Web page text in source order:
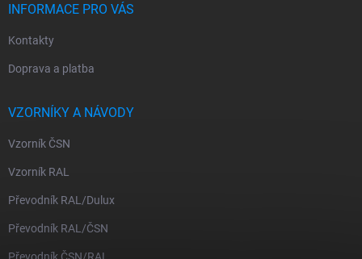
INFORMACE PRO VÁS
Kontakty
Doprava a platba
VZORNÍKY A NÁVODY
Vzorník ČSN
Vzorník RAL
Převodník RAL/Dulux
Převodník RAL/ČSN